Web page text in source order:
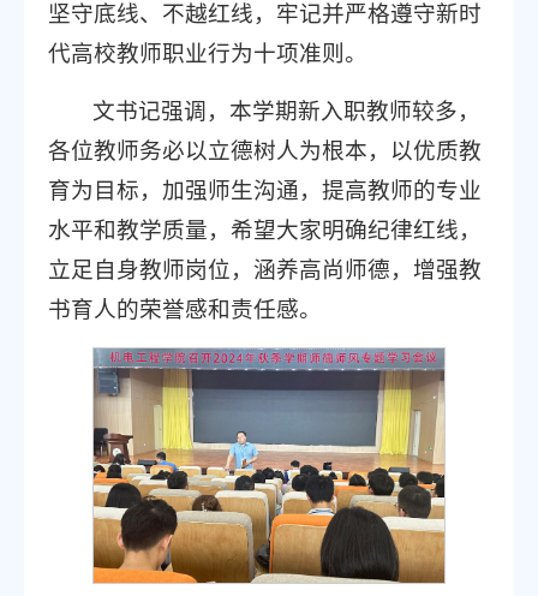
坚守底线、不越红线，牢记并严格遵守新时
代高校教师职业行为十项准则。
文书记强调，本学期新入职教师较多，
各位教师务必以立德树人为根本，以优质教
育为目标，加强师生沟通，提高教师的专业
水平和教学质量，希望大家明确纪律红线，
立足自身教师岗位，涵养高尚师德，增强教
书育人的荣誉感和责任感。